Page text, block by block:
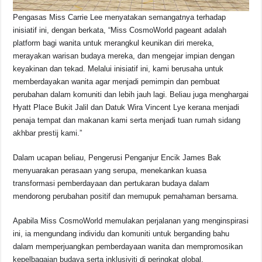
Pengasas Miss Carrie Lee menyatakan semangatnya terhadap
inisiatif ini, dengan berkata, “Miss CosmoWorld pageant adalah
platform bagi wanita untuk merangkul keunikan diri mereka,
merayakan warisan budaya mereka, dan mengejar impian dengan
keyakinan dan tekad. Melalui inisiatif ini, kami berusaha untuk
memberdayakan wanita agar menjadi pemimpin dan pembuat
perubahan dalam komuniti dan lebih jauh lagi. Beliau juga menghargai
Hyatt Place Bukit Jalil dan Datuk Wira Vincent Lye kerana menjadi
penaja tempat dan makanan kami serta menjadi tuan rumah sidang
akhbar prestij kami.”
Dalam ucapan beliau, Pengerusi Penganjur Encik James Bak
menyuarakan perasaan yang serupa, menekankan kuasa
transformasi pemberdayaan dan pertukaran budaya dalam
mendorong perubahan positif dan memupuk pemahaman bersama.
Apabila Miss CosmoWorld memulakan perjalanan yang menginspirasi
ini, ia mengundang individu dan komuniti untuk berganding bahu
dalam memperjuangkan pemberdayaan wanita dan mempromosikan
kepelbagaian budaya serta inklusiviti di peringkat global.